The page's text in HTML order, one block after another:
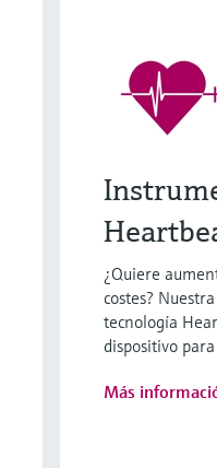
¿Quiere
costes?
tecnología
dispositivo
Más